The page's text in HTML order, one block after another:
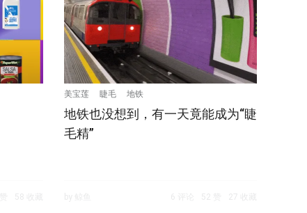
美宝莲 睫毛 地铁
地铁也没想到，有一天竟能成为“睫
毛精”